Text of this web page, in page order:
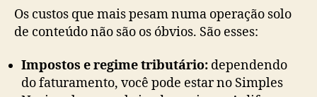
Os custos que mais pesam numa operação solo
de conteúdo não são os óbvios. São esses:
Impostos e regime tributário: dependendo
do faturamento, você pode estar no Simples